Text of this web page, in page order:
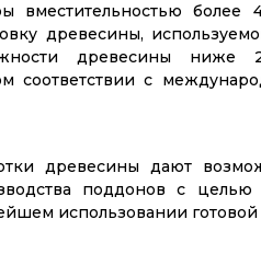
вместительностью более
древесины,
древесины ниже
соответствии с
древесины дают
поддонов с целью
использовании